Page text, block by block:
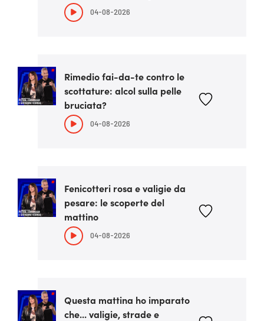
04-08-2026
Rimedio fai-da-te contro le
scottature: alcol sulla pelle
bruciata?
04-08-2026
Fenicotteri rosa e valigie da
pesare: le scoperte del
mattino
04-08-2026
Questa mattina ho imparato
che... valigie, strade e